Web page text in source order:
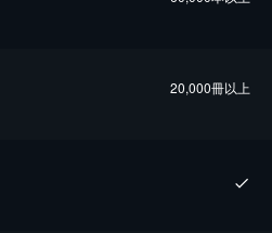
20,000冊以上